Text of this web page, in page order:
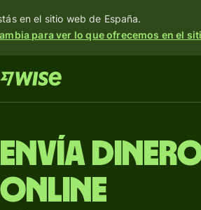
en el sitio web de España.
para ver lo que ofrecemos en el
Envía
online